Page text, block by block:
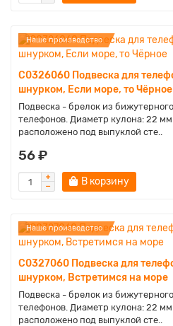
Наше производство
C0326060 Подвеска для
шнурком, Если море, то Чёрное
Подвеска - брелок из
телефонов. Диаметр кулона: 22
расположено под выпуклой сте..
56 ₽
В корзину
Наше производство
C0327060 Подвеска для
шнурком, Встретимся на море
Подвеска - брелок из
телефонов. Диаметр кулона: 22
расположено под выпуклой сте..